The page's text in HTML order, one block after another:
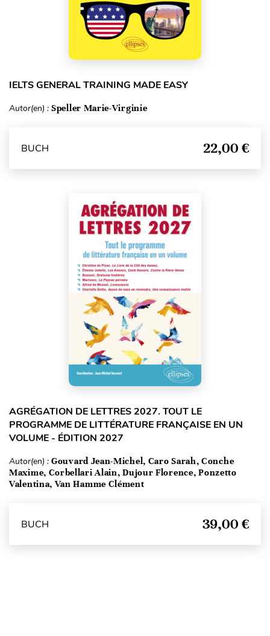
IELTS GENERAL TRAINING MADE EASY
Autor(en) : Speller Marie-Virginie
BUCH 22,00 €
AGRÉGATION DE LETTRES 2027. TOUT LE
PROGRAMME DE LITTÉRATURE FRANÇAISE EN UN
VOLUME - ÉDITION 2027
Autor(en) : Gouvard Jean-Michel, Caro Sarah, Conche
Maxime, Corbellari Alain, Dujour Florence, Ponzetto
Valentina, Van Hamme Clément
BUCH 39,00 €